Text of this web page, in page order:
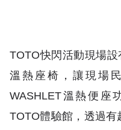
TOTO快閃活動現場
溫熱座椅，讓現場
WASHLET溫熱便座
TOTO體驗館，透過